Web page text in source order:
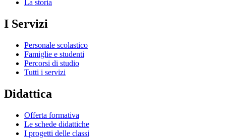
La storia
I Servizi
Personale scolastico
Famiglie e studenti
Percorsi di studio
Tutti i servizi
Didattica
Offerta formativa
Le schede didattiche
I progetti delle classi